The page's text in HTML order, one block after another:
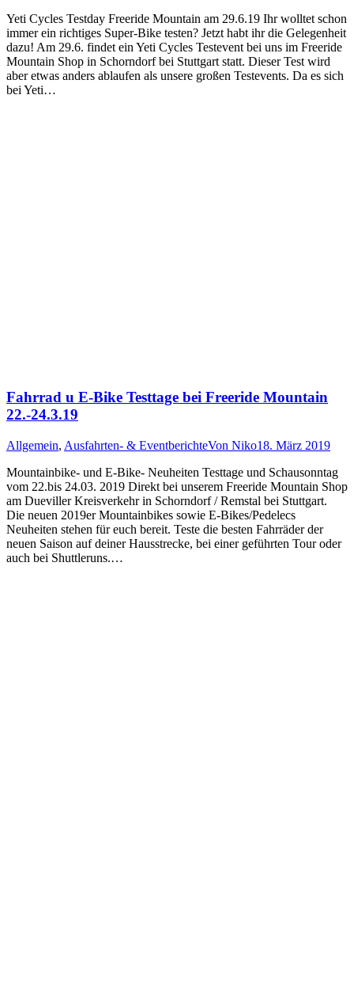
Yeti Cycles Testday Freeride Mountain am 29.6.19 Ihr wolltet schon
immer ein richtiges Super-Bike testen? Jetzt habt ihr die Gelegenheit
dazu! Am 29.6. findet ein Yeti Cycles Testevent bei uns im Freeride
Mountain Shop in Schorndorf bei Stuttgart statt. Dieser Test wird
aber etwas anders ablaufen als unsere großen Testevents. Da es sich
bei Yeti…
Fahrrad u E-Bike Testtage bei Freeride Mountain
22.-24.3.19
Allgemein, Ausfahrten- & EventberichteVon Niko18. März 2019
Mountainbike- und E-Bike- Neuheiten Testtage und Schausonntag
vom 22.bis 24.03. 2019 Direkt bei unserem Freeride Mountain Shop
am Dueviller Kreisverkehr in Schorndorf / Remstal bei Stuttgart.
Die neuen 2019er Mountainbikes sowie E-Bikes/Pedelecs
Neuheiten stehen für euch bereit. Teste die besten Fahrräder der
neuen Saison auf deiner Hausstrecke, bei einer geführten Tour oder
auch bei Shuttleruns.…